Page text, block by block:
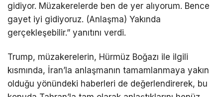
gidiyor. Müzakerelerde ben de yer alıyorum. Bence
gayet iyi gidiyoruz. (Anlaşma) Yakında
gerçekleşebilir.” yanıtını verdi.
Trump, müzakerelerin, Hürmüz Boğazı ile ilgili
kısmında, İran’la anlaşmanın tamamlanmaya yakın
olduğu yönündeki haberleri de değerlendirerek, bu